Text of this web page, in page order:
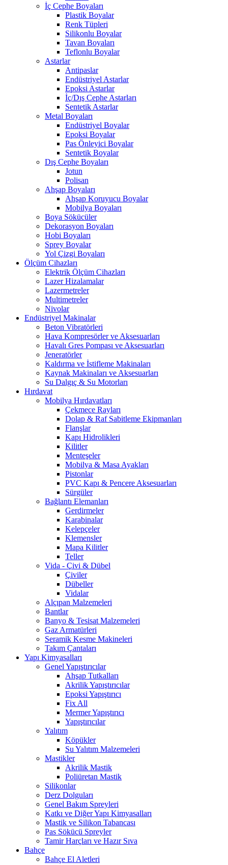
İç Cephe Boyaları
Plastik Boyalar
Renk Tüpleri
Silikonlu Boyalar
Tavan Boyaları
Teflonlu Boyalar
Astarlar
Antipaslar
Endüstriyel Astarlar
Epoksi Astarlar
İç/Dış Cephe Astarları
Sentetik Astarlar
Metal Boyaları
Endüstriyel Boyalar
Epoksi Boyalar
Pas Önleyici Boyalar
Sentetik Boyalar
Dış Cephe Boyaları
Jotun
Polisan
Ahşap Boyaları
Ahşap Koruyucu Boyalar
Mobilya Boyaları
Boya Sökücüler
Dekorasyon Boyaları
Hobi Boyaları
Sprey Boyalar
Yol Çizgi Boyaları
Ölçüm Cihazları
Elektrik Ölçüm Cihazları
Lazer Hizalamalar
Lazermetreler
Multimetreler
Nivolar
Endüstriyel Makinalar
Beton Vibratörleri
Hava Kompresörler ve Aksesuarları
Havalı Gres Pompası ve Aksesuarları
Jeneratörler
Kaldırma ve İstifleme Makinaları
Kaynak Makinaları ve Aksesuarları
Su Dalgıç & Su Motorları
Hırdavat
Mobilya Hırdavatları
Çekmece Rayları
Dolap & Raf Sabitleme Ekipmanları
Flanşlar
Kapı Hidrolikleri
Kilitler
Menteşeler
Mobilya & Masa Ayakları
Pistonlar
PVC Kapı & Pencere Aksesuarları
Sürgüler
Bağlantı Elemanları
Gerdirmeler
Karabinalar
Kelepçeler
Klemensler
Mapa Kilitler
Teller
Vida - Çivi & Dübel
Çiviler
Dübeller
Vidalar
Alçıpan Malzemeleri
Bantlar
Banyo & Tesisat Malzemeleri
Gaz Armatürleri
Seramik Kesme Makineleri
Takım Çantaları
Yapı Kimyasalları
Genel Yapıştırıcılar
Ahşap Tutkalları
Akrilik Yapıştırıcılar
Epoksi Yapıştırıcı
Fix All
Mermer Yapıştırıcı
Yapıştırıcılar
Yalıtım
Köpükler
Su Yalıtım Malzemeleri
Mastikler
Akrilik Mastik
Poliüretan Mastik
Silikonlar
Derz Dolguları
Genel Bakım Spreyleri
Katkı ve Diğer Yapı Kimyasalları
Mastik ve Silikon Tabancası
Pas Sökücü Spreyler
Tamir Harçları ve Hazır Sıva
Bahçe
Bahçe El Aletleri